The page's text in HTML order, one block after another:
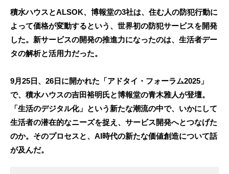
積水ハウスとALSOK、博報堂の3社は、住む人の防犯行動に
よって価格が変動するという、世界初の防犯サービスを開発
した。新サービスの開発の推進力になったのは、生活者デー
タの解析と活用力だった。
9月25日、26日に開かれた「アドタイ・フォーラム2025」
で、積水ハウスの吉田裕明氏と博報堂の青木雅人が登壇。
「生活のデジタル化」という新たな潮流の中で、いかにして
生活者の潜在的なニーズを捉え、サービス開発へとつなげた
のか。そのプロセスと、AI時代の新たな価値創造について話
が及んだ。